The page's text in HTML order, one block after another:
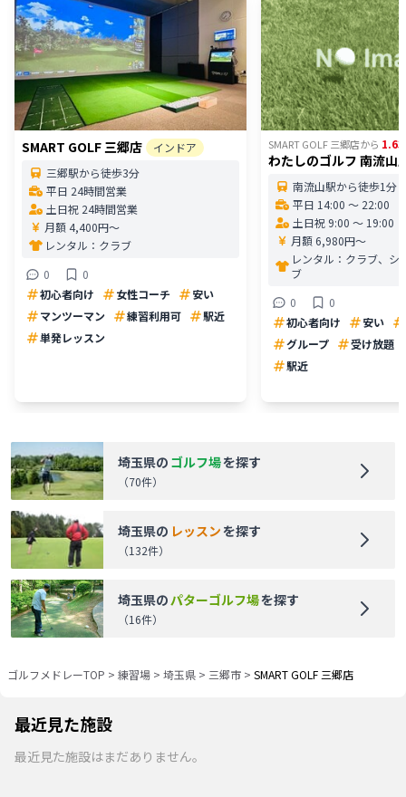
SMART GOLF 三郷店
インドア
三郷駅から徒歩3分
平日 24時間営業
土日祝 24時間営業
月額 4,400円〜
レンタル： クラブ
0
0
初心者向け
女性コーチ
安い
マンツーマン
練習利用可
駅近
単発レッスン
SMART GOLF 三郷店から 1.63
わたしのゴルフ 南流山
南流山駅から徒歩1分
平日 14:00 〜 22:00
土日祝 9:00 〜 19:00
月額 6,980円〜
レンタル： クラブ、シ
ブ
0
0
初心者向け
安い
グループ
受け放題
駅近
埼玉県の ゴルフ場を探す
（70件）
埼玉県の レッスンを探す
（132件）
埼玉県のパターゴルフ場を探す
（16件）
ゴルフメドレーTOP > 練習場 > 埼玉県 > 三郷市 > SMART GOLF 三郷店
最近見た施設
最近見た施設はまだありません。